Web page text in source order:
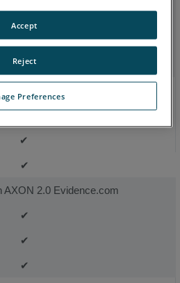
✔
✔
✔
✔
AXON 2.0 Evidence.com
✔
✔
✔
Preferences
Reject
Accept